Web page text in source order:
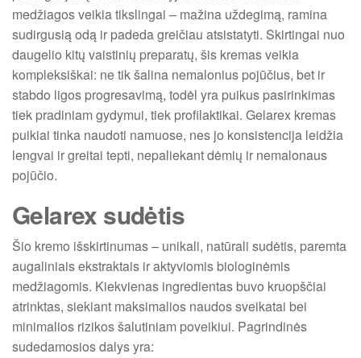
medžiagos veikia tikslingai – mažina uždegimą, ramina
sudirgusią odą ir padeda greičiau atsistatyti. Skirtingai nuo
daugelio kitų vaistinių preparatų, šis kremas veikia
kompleksiškai: ne tik šalina nemalonius pojūčius, bet ir
stabdo ligos progresavimą, todėl yra puikus pasirinkimas
tiek pradiniam gydymui, tiek profilaktikai. Gelarex kremas
puikiai tinka naudoti namuose, nes jo konsistencija leidžia
lengvai ir greitai tepti, nepaliekant dėmių ir nemalonaus
pojūčio.
Gelarex sudėtis
Šio kremo išskirtinumas – unikali, natūrali sudėtis, paremta
augaliniais ekstraktais ir aktyviomis biologinėmis
medžiagomis. Kiekvienas ingredientas buvo kruopščiai
atrinktas, siekiant maksimalios naudos sveikatai bei
minimalios rizikos šalutiniam poveikiui. Pagrindinės
sudedamosios dalys yra: